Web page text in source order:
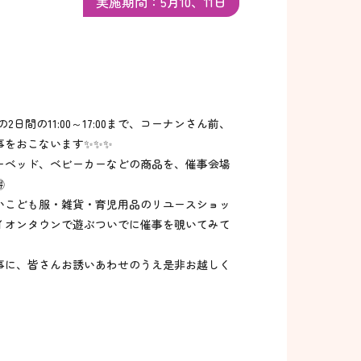
日間の11:00～17:00まで、コーナンさん前、
おこないます✨✨✨
ッド、ベビーカーなどの商品を、催事会場
ども服・雑貨・育児用品のリユースショッ
ンタウンで遊ぶついでに催事を覗いてみて
、皆さんお誘いあわせのうえ是非お越しく